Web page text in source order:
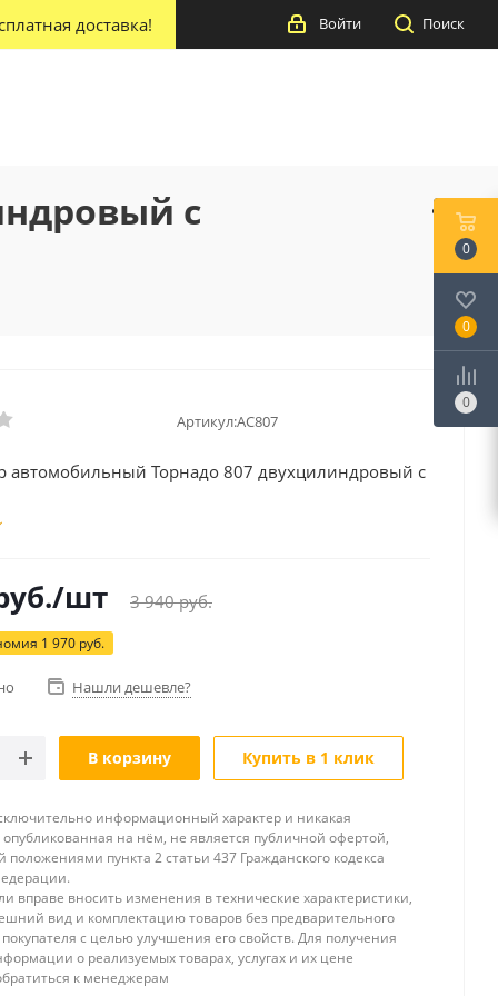
доставка! Поиск
Войти
с
Артикул:AC807
автомобильный Торнадо 807 двухцилиндровый с
/шт 3 940руб.
1 970 руб.
Нашли дешевле?
В корзину Купить в 1 клик
информационный характер и никакая
на нём, не является публичной офертой,
положениями пункта 2 статьи 437 Гражданского кодекса
вправе вносить изменения в технические характеристики,
вид и комплектацию товаров без предварительного
с целью улучшения его свойств. Для получения
о реализуемых товарах, услугах и их цене
к менеджерам
0
0
0